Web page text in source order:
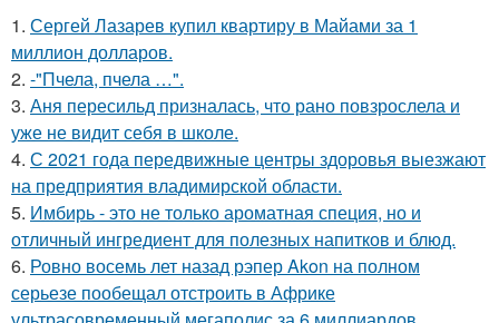
1. Сергей Лазарев купил квартиру в Майами за 1
миллион долларов.
2. -"Пчела, пчела …".
3. Аня пересильд призналась, что рано повзрослела и
уже не видит себя в школе.
4. С 2021 года передвижные центры здоровья выезжают
на предприятия владимирской области.
5. Имбирь - это не только ароматная специя, но и
отличный ингредиент для полезных напитков и блюд.
6. Ровно восемь лет назад рэпер Akon на полном
серьезе пообещал отстроить в Африке